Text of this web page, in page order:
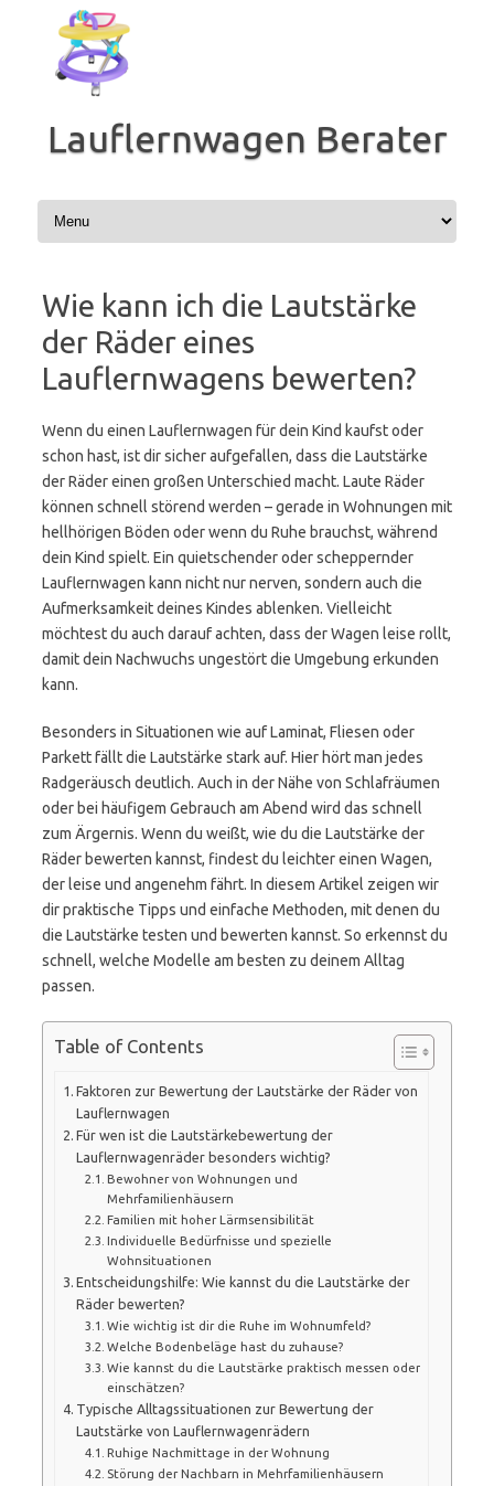
Inhalt
springen
Lauflernwagen Berater
Wie kann ich die Lautstärke
der Räder eines
Lauflernwagens bewerten?
Wenn du einen Lauflernwagen für dein Kind kaufst oder
schon hast, ist dir sicher aufgefallen, dass die Lautstärke
der Räder einen großen Unterschied macht. Laute Räder
können schnell störend werden – gerade in Wohnungen mit
hellhörigen Böden oder wenn du Ruhe brauchst, während
dein Kind spielt. Ein quietschender oder scheppernder
Lauflernwagen kann nicht nur nerven, sondern auch die
Aufmerksamkeit deines Kindes ablenken. Vielleicht
möchtest du auch darauf achten, dass der Wagen leise rollt,
damit dein Nachwuchs ungestört die Umgebung erkunden
kann.
Besonders in Situationen wie auf Laminat, Fliesen oder
Parkett fällt die Lautstärke stark auf. Hier hört man jedes
Radgeräusch deutlich. Auch in der Nähe von Schlafräumen
oder bei häufigem Gebrauch am Abend wird das schnell
zum Ärgernis. Wenn du weißt, wie du die Lautstärke der
Räder bewerten kannst, findest du leichter einen Wagen,
der leise und angenehm fährt. In diesem Artikel zeigen wir
dir praktische Tipps und einfache Methoden, mit denen du
die Lautstärke testen und bewerten kannst. So erkennst du
schnell, welche Modelle am besten zu deinem Alltag
passen.
Table of Contents
Faktoren zur Bewertung der Lautstärke der Räder von
Lauflernwagen
Für wen ist die Lautstärkebewertung der
Lauflernwagenräder besonders wichtig?
Bewohner von Wohnungen und
Mehrfamilienhäusern
Familien mit hoher Lärmsensibilität
Individuelle Bedürfnisse und spezielle
Wohnsituationen
Entscheidungshilfe: Wie kannst du die Lautstärke der
Räder bewerten?
Wie wichtig ist dir die Ruhe im Wohnumfeld?
Welche Bodenbeläge hast du zuhause?
Wie kannst du die Lautstärke praktisch messen oder
einschätzen?
Typische Alltagssituationen zur Bewertung der
Lautstärke von Lauflernwagenrädern
Ruhige Nachmittage in der Wohnung
Störung der Nachbarn in Mehrfamilienhäusern